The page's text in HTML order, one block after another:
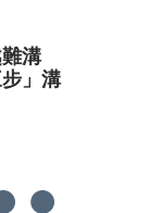
溝
」溝